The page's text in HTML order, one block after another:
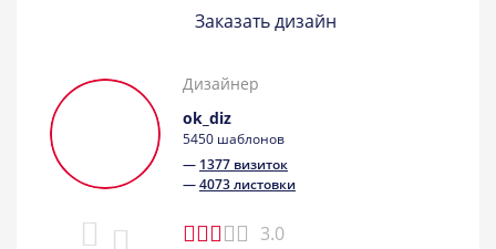
Заказать дизайн
Дизайнер
ok_diz
5450 шаблонов
— 1377 визиток
—4073 листовки
3.0